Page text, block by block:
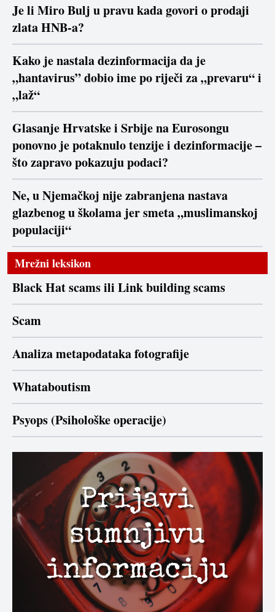
Je li Miro Bulj u pravu kada govori o prodaji
zlata HNB-a?
Kako je nastala dezinformacija da je
„hantavirus” dobio ime po riječi za „prevaru“ i
„laž“
Glasanje Hrvatske i Srbije na Eurosongu
ponovno je potaknulo tenzije i dezinformacije –
što zapravo pokazuju podaci?
Ne, u Njemačkoj nije zabranjena nastava
glazbenog u školama jer smeta „muslimanskoj
populaciji“
Mrežni leksikon
Black Hat scams ili Link building scams
Scam
Analiza metapodataka fotografije
Whataboutism
Psyops (Psihološke operacije)